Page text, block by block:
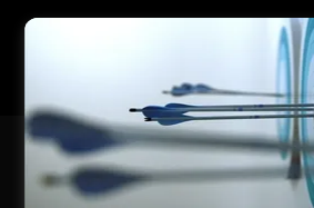
Connexion au